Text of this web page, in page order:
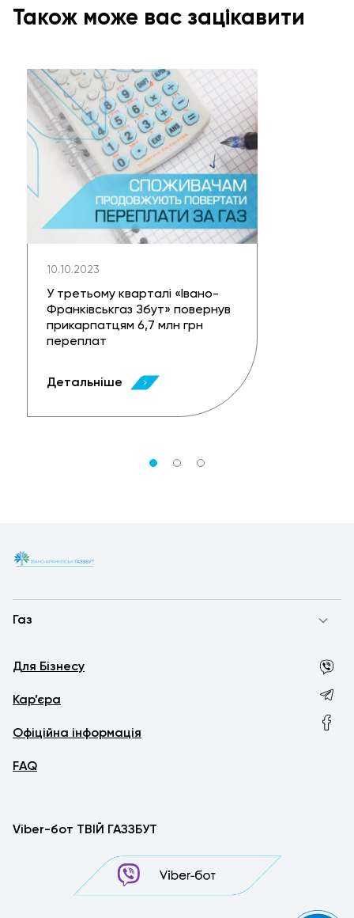
Також може вас зацікавити
10.10.2023
У третьому кварталі «Івано-
Франківськгаз Збут» повернув
прикарпатцям 6,7 млн грн
переплат
Детальніше
Газ
Для Бізнесу
Кар’єра
Офіційна інформація
FAQ
Viber-бот ТВІЙ ГАЗЗБУТ